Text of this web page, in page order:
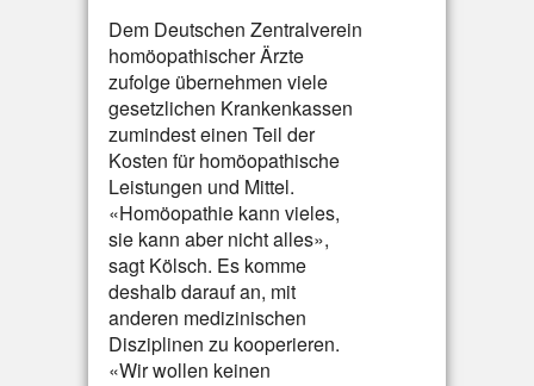
Dem Deutschen Zentralverein
homöopathischer Ärzte
zufolge übernehmen viele
gesetzlichen Krankenkassen
zumindest einen Teil der
Kosten für homöopathische
Leistungen und Mittel.
«Homöopathie kann vieles,
sie kann aber nicht alles»,
sagt Kölsch. Es komme
deshalb darauf an, mit
anderen medizinischen
Disziplinen zu kooperieren.
«Wir wollen keinen